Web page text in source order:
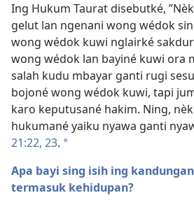
Ing Hukum Taurat disebutké,
gelut lan ngenani wong wédok
wong wédok kuwi nglairké
wong wédok lan bayiné kuwi ora
salah kudu mbayar ganti rugi
bojoné wong wédok kuwi, tapi
karo keputusané hakim. Ning,
hukumané yaiku nyawa ganti
21:22, 23. a
Apa bayi sing isih ing
termasuk kehidupan?